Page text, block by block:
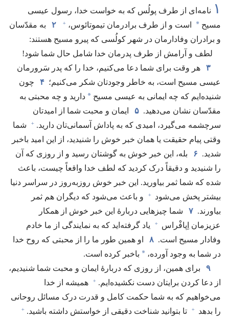
۱ نامه‌ای از طرف پولُس که به خواست خدا،‏ رسول عیسی
مسیح * است و از طرف برادرمان تیموتائوس،‏ + ۲
به مقدّسان
و برادران وفادارمان در شهر کولُسی که پیرو مسیح هستند:‏
لطف و آرامش از طرف پدرمان خدا شامل حال شما شود!‏
۳
هر وقت برای شما دعا می‌کنیم،‏ خدا را که پدر سَرورمان
عیسی مسیح است،‏ به خاطر وجودتان شکر می‌کنیم؛‏ ۴
چون
شنیده‌ایم که چه ایمانی به عیسی مسیح * دارید و چه محبتی به
مقدّسان نشان می‌دهید.‏ ۵
ایمان و محبت شما از امیدتان
سرچشمه می‌گیرد،‏ امیدی که به پاداش آسمانی‌تان دارید.‏ +
شما
وقتی پیام حقیقت یا همان خبر خوش را شنیدید،‏ از این امید باخبر
شدید.‏ ۶
بله،‏ این خبر خوش به گوشتان رسید و از روزی که آن
را شنیدید و دقیقاً درک کردید که لطف خدا واقعاً چیست،‏ باعث
شده که شما ثمر بیاورید.‏ این خبر خوش روزبه‌روز در سراسر دنیا
بیشتر پخش می‌شود
+
و باعث می‌شود که دیگران هم ثمر
بیاورند.‏ ۷
شما چیزهایی دربارهٔ این خبر خوش از همکار
عزیزمان اِپافْراس
+
یاد گرفته‌اید که به نمایندگی از ما خادم
وفادار مسیح است.‏ ۸
او همین طور ما را از محبتی که روح خدا
در شما به وجود آورده،‏ * باخبر کرده است.‏
۹
برای همین،‏ از روزی که دربارهٔ ایمان و محبت شما شنیدیم،‏
از دعا کردن برایتان دست نکشیده‌ایم.‏ +
همیشه از خدا
می‌خواهیم که به شما حکمت کامل و قدرت درک مسائل روحانی
را بدهد
+ تا بتوانید شناخت دقیقی از خواستش داشته باشید.‏ +